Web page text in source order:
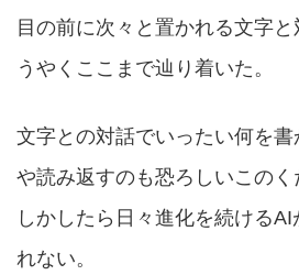
目の前に次々と置かれる文字
うやくここまで辿り着いた。
文字との対話でいったい何を
や読み返すのも恐ろしいこの
しかしたら日々進化を続ける
れない。